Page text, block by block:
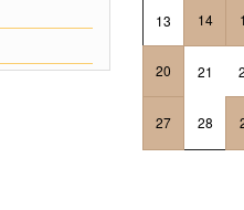
13 14
20 21
27 28